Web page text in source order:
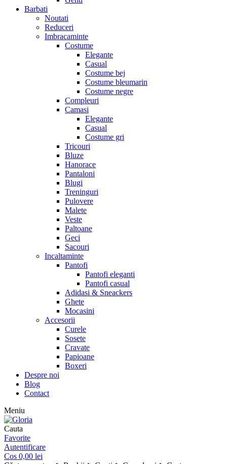
Barbati
Noutati
Reduceri
Imbracaminte
Costume
Elegante
Casual
Costume bej
Costume bleumarin
Costume negre
Compleuri
Camasi
Elegante
Casual
Costume gri
Tricouri
Bluze
Hanorace
Pantaloni
Blugi
Treninguri
Pulovere
Malete
Veste
Paltoane
Geci
Sacouri
Incaltaminte
Pantofi
Pantofi eleganti
Pantofi casual
Adidasi & Sneackers
Ghete
Mocasini
Accesorii
Curele
Sosete
Cravate
Papioane
Boxeri
Despre noi
Blog
Contact
Meniu
Cauta
Favorite
Autentificare
Cos 0,00 lei